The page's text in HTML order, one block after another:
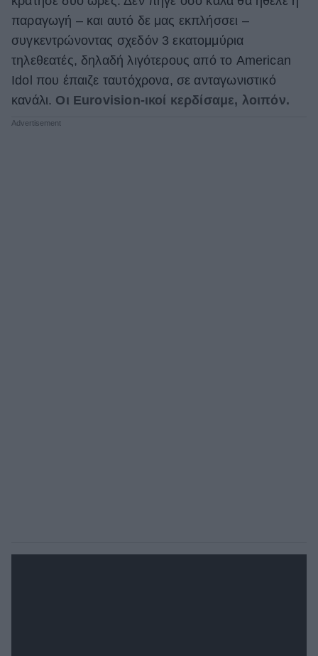
παραγωγή – και αυτό δε μας εκπλήσσει –
συγκεντρώνοντας σχεδόν 3 εκατομμύρια
τηλεθεατές, δηλαδή λιγότερους από το American
Idol που έπαιζε ταυτόχρονα, σε ανταγωνιστικό
κανάλι. Οι Eurovision-ικοί κερδίσαμε, λοιπόν.